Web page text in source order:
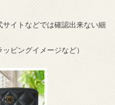
イトなどでは確認出来ない細
ピングイメージなど）